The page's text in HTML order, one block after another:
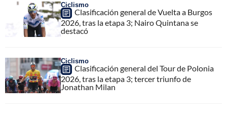
Ciclismo
Clasificación general de Vuelta a Burgos
2026, tras la etapa 3; Nairo Quintana se
destacó
Ciclismo
Clasificación general del Tour de Polonia
2026, tras la etapa 3; tercer triunfo de
Jonathan Milan